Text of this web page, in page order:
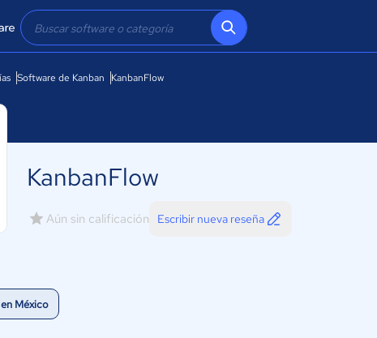
Software de Kanban KanbanFlow
KanbanFlow
Aún sin calificación Escribir nueva reseña
México